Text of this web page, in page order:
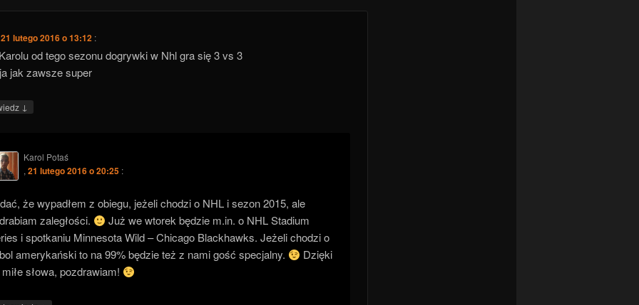
21 lutego 2016 o 13:12 :
od tego sezonu dogrywki w Nhl gra się 3 vs 3
jak zawsze super
↓
Karol Potaś
, 21 lutego 2016 o 20:25 :
że wypadłem z obiegu, jeżeli chodzi o NHL i sezon 2015, ale
zaległości.
Już we wtorek będzie m.in. o NHL Stadium
i spotkaniu Minnesota Wild – Chicago Blackhawks. Jeżeli chodzi o
amerykański to na 99% będzie też z nami gość specjalny.
Dzięki
słowa, pozdrawiam!